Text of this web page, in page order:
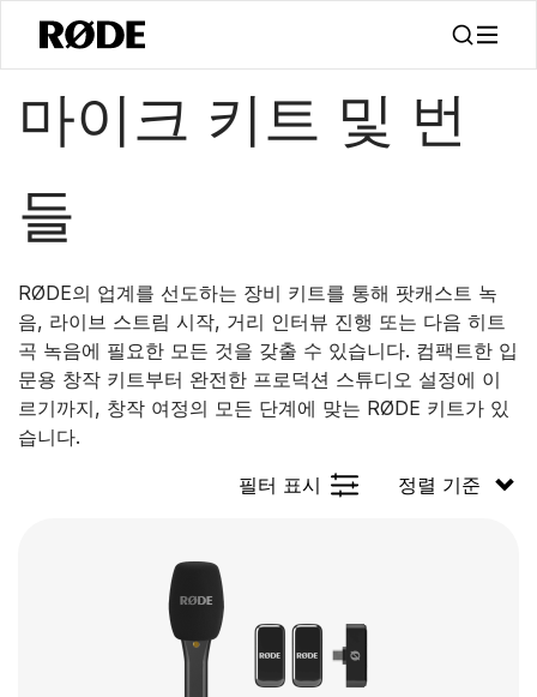
/ 키트
마이크 키트 및 번
들
RØDE의 업계를 선도하는 장비 키트를 통해 팟캐스트 녹
음, 라이브 스트림 시작, 거리 인터뷰 진행 또는 다음 히트
곡 녹음에 필요한 모든 것을 갖출 수 있습니다. 컴팩트한 입
문용 창작 키트부터 완전한 프로덕션 스튜디오 설정에 이
르기까지, 창작 여정의 모든 단계에 맞는 RØDE 키트가 있
습니다.
필터 표시
정렬 기준